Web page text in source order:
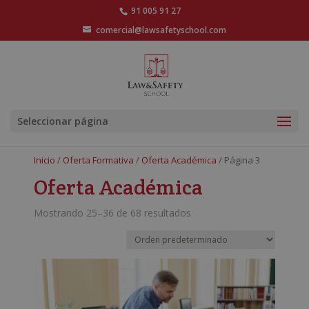
91 005 91 27
comercial@lawsafetyschool.com
Seleccionar página
Inicio / Oferta Formativa / Oferta Académica / Página 3
Oferta Académica
Mostrando 25–36 de 68 resultados